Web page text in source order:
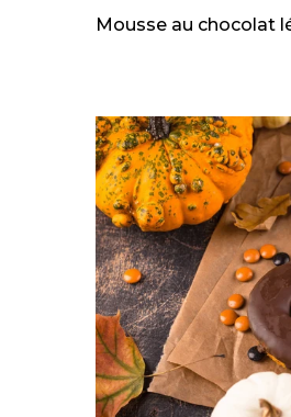
Mousse au chocolat